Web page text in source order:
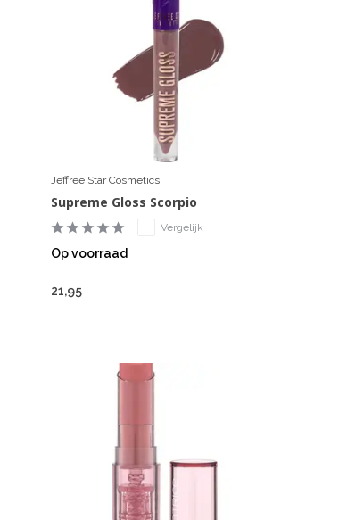
Jeffree Star Cosmetics
Supreme Gloss Scorpio
Vergelijk
Op voorraad
21,95